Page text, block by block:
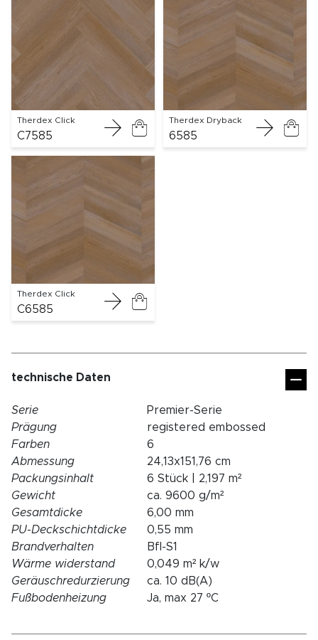
Therdex Click
C7585
Therdex Dryback
6585
Therdex Click
C6585
technische Daten
Serie
Premier-Serie
Prägung
registered embossed
Farben
6
Abmessung
24,13x151,76 cm
Packungsinhalt
6 Stück | 2,197 m²
Gewicht
ca. 9600 g/m²
Gesamtdicke
6,00 mm
PU-Deckschichtdicke
0,55 mm
Brandverhalten
Bfl-S1
Wärme widerstand
0,049 m² k/w
Geräuschredurzierung
ca. 10 dB(A)
Fußbodenheizung
Ja, max 27 ºC